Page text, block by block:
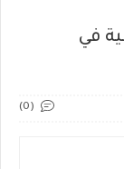
في
(0)